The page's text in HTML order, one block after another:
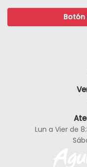
Lun a Vier de